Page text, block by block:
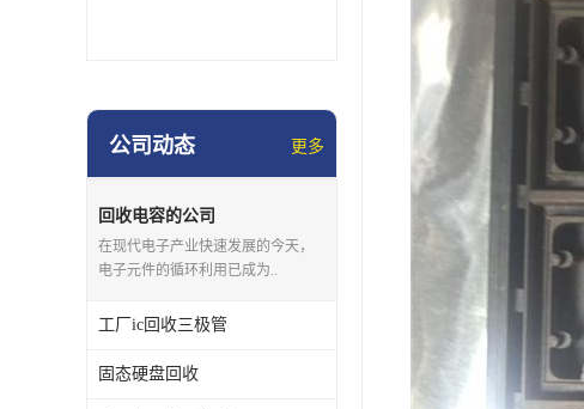
公司动态 更多
回收电容的公司
在现代电子产业快速发展的今天，
电子元件的循环利用已成为..
工厂ic回收三极管
固态硬盘回收